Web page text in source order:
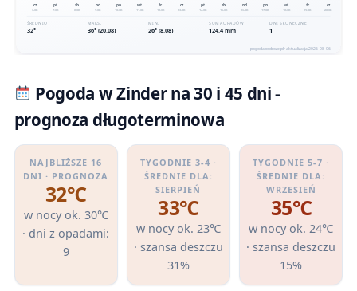
Pogoda w Zinder na 30 i 45 dni -
prognoza długoterminowa
NAJBLIŻSZE 16
DNI · PROGNOZA
32℃
w nocy ok. 30℃
· dni z opadami:
9
TYGODNIE 3-4 ·
ŚREDNIE DLA:
SIERPIEŃ
33℃
w nocy ok. 23℃
· szansa deszczu
31%
TYGODNIE 5-7 ·
ŚREDNIE DLA:
WRZESIEŃ
35℃
w nocy ok. 24℃
· szansa deszczu
15%